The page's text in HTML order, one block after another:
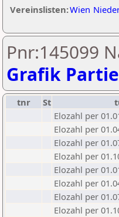
Vereinslisten:Wien
Pnr:145099
Grafik
tnr St
Elozahl per
Elozahl per
Elozahl per
Elozahl per
Elozahl per
Elozahl per
Elozahl per
Elozahl per